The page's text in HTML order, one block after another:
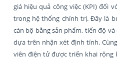
giá hiệu quả công việc (KPI) đối
trong hệ thống chính trị. Đây là
cán bộ bằng sản phẩm, tiến độ
dựa trên nhận xét định tính.
viên điện tử được triển khai rộng